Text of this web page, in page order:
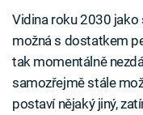
Vidina roku 2030 jako
možná s dostatkem
tak momentálně
samozřejmě stále
postaví nějaký jiný,